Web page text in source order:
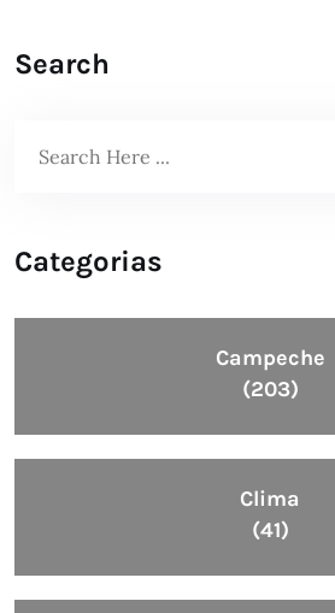
Search
Categorias
Campeche
(203)
Clima
(41)